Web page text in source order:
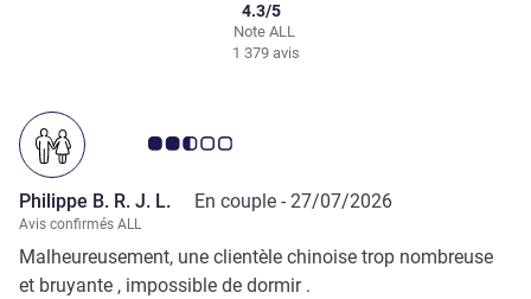
Note ALL
4.3/5
1 379 avis
Note Avis clients 2.5/5
Philippe B. R. J. L. En couple - 27/07/2026
Avis confirmés ALL
Malheureusement, une clientèle chinoise trop nombreuse
et bruyante , impossible de dormir .